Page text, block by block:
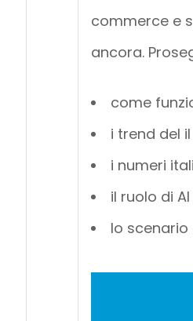
commerce e
ancora.
come
i trend del
i numeri
il ruolo di
lo